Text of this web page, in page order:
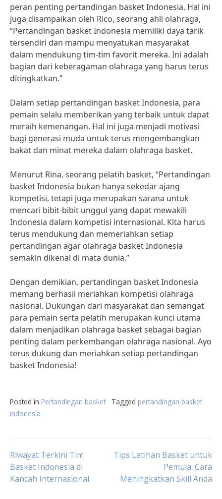
peran penting pertandingan basket Indonesia. Hal ini
juga disampaikan oleh Rico, seorang ahli olahraga,
“Pertandingan basket Indonesia memiliki daya tarik
tersendiri dan mampu menyatukan masyarakat
dalam mendukung tim-tim favorit mereka. Ini adalah
bagian dari keberagaman olahraga yang harus terus
ditingkatkan.”
Dalam setiap pertandingan basket Indonesia, para
pemain selalu memberikan yang terbaik untuk dapat
meraih kemenangan. Hal ini juga menjadi motivasi
bagi generasi muda untuk terus mengembangkan
bakat dan minat mereka dalam olahraga basket.
Menurut Rina, seorang pelatih basket, “Pertandingan
basket Indonesia bukan hanya sekedar ajang
kompetisi, tetapi juga merupakan sarana untuk
mencari bibit-bibit unggul yang dapat mewakili
Indonesia dalam kompetisi internasional. Kita harus
terus mendukung dan memeriahkan setiap
pertandingan agar olahraga basket Indonesia
semakin dikenal di mata dunia.”
Dengan demikian, pertandingan basket Indonesia
memang berhasil meriahkan kompetisi olahraga
nasional. Dukungan dari masyarakat dan semangat
para pemain serta pelatih merupakan kunci utama
dalam menjadikan olahraga basket sebagai bagian
penting dalam perkembangan olahraga nasional. Ayo
terus dukung dan meriahkan setiap pertandingan
basket Indonesia!
Posted in Pertandingan basket Tagged pertandingan basket
indonesia
Post
navigation
Riwayat Terkini Tim
Basket Indonesia di
Kancah Internasional
Tips Latihan Basket untuk
Pemula: Cara
Meningkatkan Skill Anda